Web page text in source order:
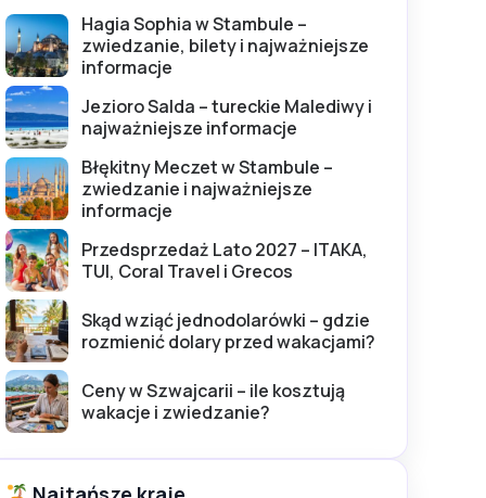
Hagia Sophia w Stambule –
zwiedzanie, bilety i najważniejsze
informacje
Jezioro Salda – tureckie Malediwy i
najważniejsze informacje
Błękitny Meczet w Stambule –
zwiedzanie i najważniejsze
informacje
Przedsprzedaż Lato 2027 – ITAKA,
TUI, Coral Travel i Grecos
Skąd wziąć jednodolarówki – gdzie
rozmienić dolary przed wakacjami?
Ceny w Szwajcarii – ile kosztują
wakacje i zwiedzanie?